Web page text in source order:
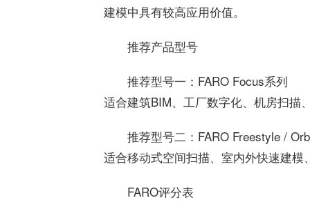
建模中具有较高应用价值。
推荐产品型号
推荐型号一：FARO Focus系列
适合建筑BIM、工厂数字化、机房扫描
推荐型号二：FARO Freestyle /
适合移动式空间扫描、室内外快速建
FARO评分表